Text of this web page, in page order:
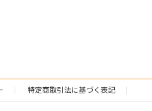
特定商取引法に基づく表記